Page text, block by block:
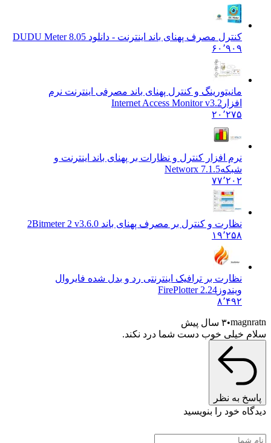
کنترل مصرف پهنای باند اینترنت - دانلود DUDU Meter 8.05
۶۰٬۹۰۹
مانیتورینگ و کنترل پهنای باند مصرفی اینترنت نرم
Internet Access Monitor v3.2
۲۰٬۲۷۵
نرم افزار کنترل و نظارات بر پهنای باند اینترنت و
Networx 7.1.5
۷۷٬۲۰۲
نظارت و کنترل بر مصرف پهنای باند 2Bitmeter 2 v3.6.0
۱۹٬۲۵۸
نظارت بر ترافیک اینترنتی رد و بدل شده فایروال
ویندوزFirePlotter 2.24
۸٬۴۹۲
۳ سال پیش
خیلی خوب دست شما درد نکند.
به نظر
خود را بنویسید